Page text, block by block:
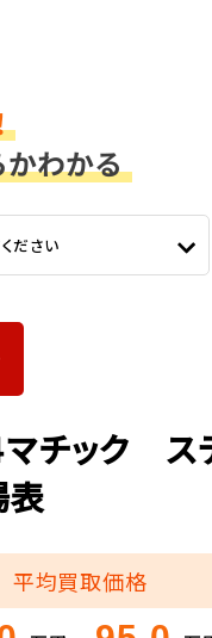
ださい
チック ス
表
平均買取価格